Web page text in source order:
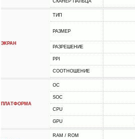
СКАНЕР ПАЛЬЦА
ЭКРАН
ТИП
РАЗМЕР
РАЗРЕШЕНИЕ
PPI
СООТНОШЕНИЕ
ПЛАТФОРМА
ОС
SOC
CPU
GPU
RAM / ROM